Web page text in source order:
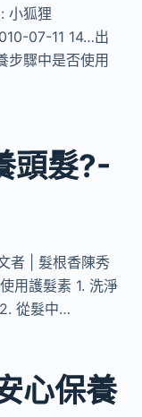
小狐狸
07-11 14…出
步驟中是否使用
頭髮?-
者 | 髮根香陳秀
用護髮素 1. 洗淨
從髮中…
心保養